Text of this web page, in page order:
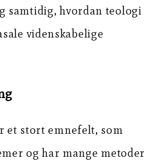
samtidig, hvordan teologi
videnskabelige
et stort emnefelt, som
og har mange metoder